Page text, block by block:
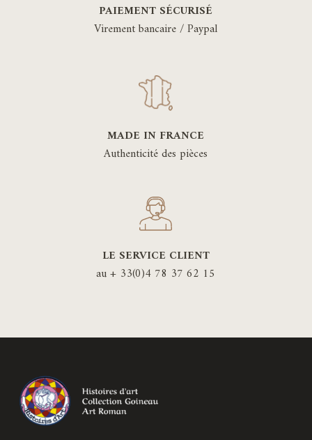
PAIEMENT SÉCURISÉ
Virement bancaire / Paypal
MADE IN FRANCE
Authenticité des pièces
LE SERVICE CLIENT
au + 33(0)4 78 37 62 15